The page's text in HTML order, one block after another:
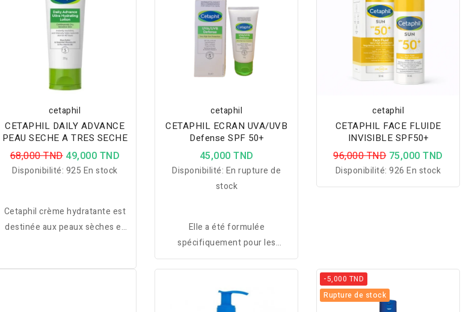
cetaphil
CETAPHIL DAILY ADVANCE
PEAU SECHE A TRES SECHE
68,000 TND 49,000 TND
Disponibilité: 925 En stock
Cetaphil crème hydratante est
destinée aux peaux sèches et
cetaphil
CETAPHIL ECRAN UVA/UVB
Defense SPF 50+
45,000 TND
Disponibilité: En rupture de
stock
Elle a été formulée
spécifiquement pour les
personnes ayant besoin d’une
sur le visage ou les zones
exposées hypersensibles aux
cetaphil
CETAPHIL FACE FLUIDE
INVISIBLE SPF50+
96,000 TND 75,000 TND
Disponibilité:926 En stock
-5,000 TND
Rupture de stock